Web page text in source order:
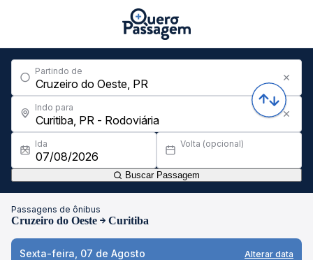
Partindo de
Indo para
Ida Volta (opcional)
Buscar Passagem
Passagens de ônibus
Cruzeiro do Oeste Curitiba
Sexta-feira, 07 de Agosto Alterar data